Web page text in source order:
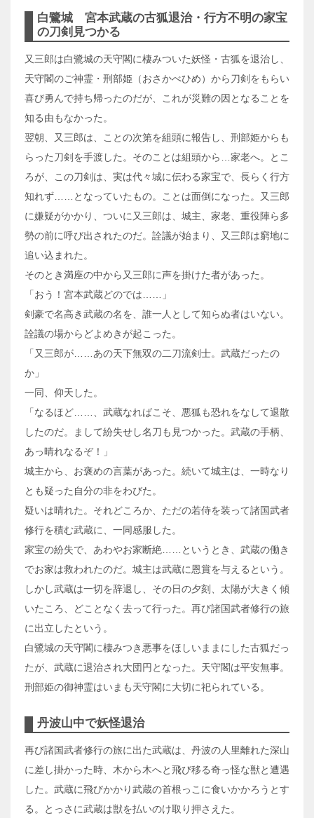
白鷺城 宮本武蔵の古狐退治・行方不明の家宝
の刀剣見つかる
又三郎は白鷺城の天守閣に棲みついた妖怪・古狐を退治し、
天守閣のご神霊・刑部姫（おさかべひめ）から刀剣をもらい
喜び勇んで持ち帰ったのだが、これが災難の因となることを
知る由もなかった。
翌朝、又三郎は、ことの次第を組頭に報告し、刑部姫からも
らった刀剣を手渡した。そのことは組頭から…家老へ。とこ
ろが、この刀剣は、実は代々城に伝わる家宝で、長らく行方
知れず……となっていたもの。ことは面倒になった。又三郎
に嫌疑がかかり、ついに又三郎は、城主、家老、重役陣ら多
勢の前に呼び出されたのだ。詮議が始まり、又三郎は窮地に
追い込まれた。
そのとき満座の中から又三郎に声を掛けた者があった。
「おう！宮本武蔵どのでは……」
剣豪で名高き武蔵の名を、誰一人として知らぬ者はいない。
詮議の場からどよめきが起こった。
「又三郎が……あの天下無双の二刀流剣士。武蔵だったの
か」
一同、仰天した。
「なるほど……、武蔵なればこそ、悪狐も恐れをなして退散
したのだ。まして紛失せし名刀も見つかった。武蔵の手柄、
あっ晴れなるぞ！」
城主から、お褒めの言葉があった。続いて城主は、一時なり
とも疑った自分の非をわびた。
疑いは晴れた。それどころか、ただの若侍を装って諸国武者
修行を積む武蔵に、一同感服した。
家宝の紛失で、あわやお家断絶……というとき、武蔵の働き
でお家は救われたのだ。城主は武蔵に恩賞を与えるという。
しかし武蔵は一切を辞退し、その日の夕刻、太陽が大きく傾
いたころ、どことなく去って行った。再び諸国武者修行の旅
に出立したという。
白鷺城の天守閣に棲みつき悪事をほしいままにした古狐だっ
たが、武蔵に退治され大団円となった。天守閣は平安無事。
刑部姫の御神霊はいまも天守閣に大切に祀られている。
丹波山中で妖怪退治
再び諸国武者修行の旅に出た武蔵は、丹波の人里離れた深山
に差し掛かった時、木から木へと飛び移る奇っ怪な獣と遭遇
した。武蔵に飛びかかり武蔵の首根っこに食いかかろうとす
る。とっさに武蔵は獣を払いのけ取り押さえた。